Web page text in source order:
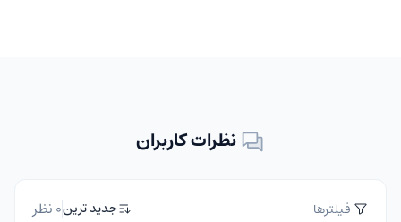
نظرات کاربران
فیلترها جدید ترین0 نظر